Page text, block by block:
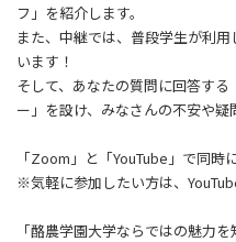
フ」を紹介します。
また、中継では、普段学生が利
います！
そして、あなたの質問に回答す
ー」を設け、みなさんの不安や疑
「Zoom」と「YouTube」で同時
※気軽に参加したい方は、
「酪農学園大学ならではの魅力